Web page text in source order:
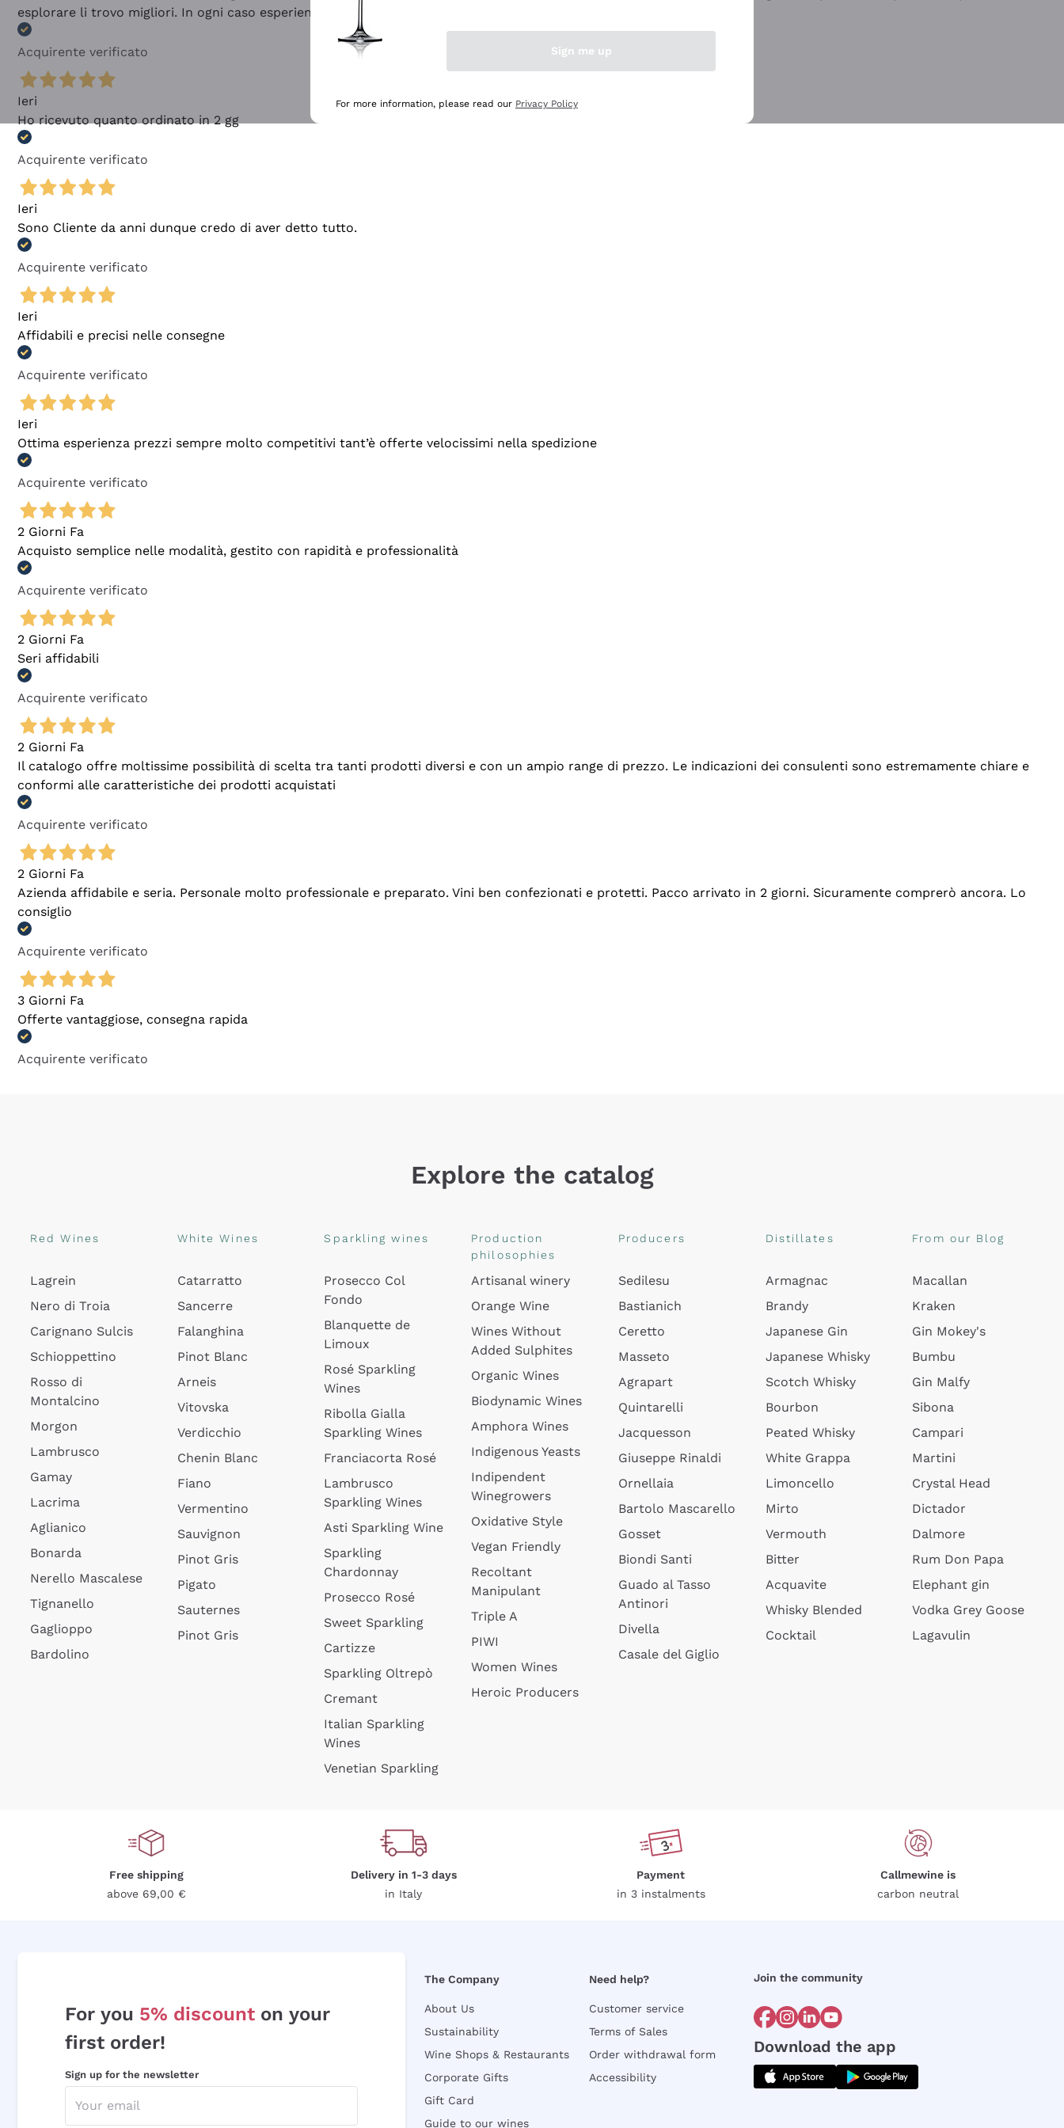
esplorare li trovo migliori. In ogni caso esperienza buona e lo consiglio! 👍
Acquirente verificato
Ieri
Ho ricevuto quanto ordinato in 2 gg
Acquirente verificato
Ieri
Sono Cliente da anni dunque credo di aver detto tutto.
Acquirente verificato
Ieri
Affidabili e precisi nelle consegne
Acquirente verificato
Ieri
Ottima esperienza prezzi sempre molto competitivi tant’è offerte velocissimi nella spedizione
Acquirente verificato
2 Giorni Fa
Acquisto semplice nelle modalità, gestito con rapidità e professionalità
Acquirente verificato
2 Giorni Fa
Seri affidabili
Acquirente verificato
2 Giorni Fa
Il catalogo offre moltissime possibilità di scelta tra tanti prodotti diversi e con un ampio range di prezzo. Le indicazioni dei consulenti sono estremamente chiare e
conformi alle caratteristiche dei prodotti acquistati
Acquirente verificato
2 Giorni Fa
Azienda affidabile e seria. Personale molto professionale e preparato. Vini ben confezionati e protetti. Pacco arrivato in 2 giorni. Sicuramente comprerò ancora. Lo
consiglio
Acquirente verificato
3 Giorni Fa
Offerte vantaggiose, consegna rapida
Acquirente verificato
Explore the catalog
Red Wines
Lagrein
Nero di Troia
Carignano Sulcis
Schioppettino
Rosso di
Montalcino
Morgon
Lambrusco
Gamay
Lacrima
Aglianico
Bonarda
Nerello Mascalese
Tignanello
Gaglioppo
Bardolino
White Wines
Catarratto
Sancerre
Falanghina
Pinot Blanc
Arneis
Vitovska
Verdicchio
Chenin Blanc
Fiano
Vermentino
Sauvignon
Pinot Gris
Pigato
Sauternes
Pinot Gris
Sparkling wines
Prosecco Col
Fondo
Blanquette de
Limoux
Rosé Sparkling
Wines
Ribolla Gialla
Sparkling Wines
Franciacorta Rosé
Lambrusco
Sparkling Wines
Asti Sparkling Wine
Sparkling
Chardonnay
Prosecco Rosé
Sweet Sparkling
Cartizze
Sparkling Oltrepò
Cremant
Italian Sparkling
Wines
Venetian Sparkling
Production
philosophies
Artisanal winery
Orange Wine
Wines Without
Added Sulphites
Organic Wines
Biodynamic Wines
Amphora Wines
Indigenous Yeasts
Indipendent
Winegrowers
Oxidative Style
Vegan Friendly
Recoltant
Manipulant
Triple A
PIWI
Women Wines
Heroic Producers
Producers
Sedilesu
Bastianich
Ceretto
Masseto
Agrapart
Quintarelli
Jacquesson
Giuseppe Rinaldi
Ornellaia
Bartolo Mascarello
Gosset
Biondi Santi
Guado al Tasso
Antinori
Divella
Casale del Giglio
Distillates
Armagnac
Brandy
Japanese Gin
Japanese Whisky
Scotch Whisky
Bourbon
Peated Whisky
White Grappa
Limoncello
Mirto
Vermouth
Bitter
Acquavite
Whisky Blended
Cocktail
From our Blog
Macallan
Kraken
Gin Mokey's
Bumbu
Gin Malfy
Sibona
Campari
Martini
Crystal Head
Dictador
Dalmore
Rum Don Papa
Elephant gin
Vodka Grey Goose
Lagavulin
Free shipping
above 69,00 €
Delivery in 1-3 days
in Italy
Payment
in 3 instalments
Callmewine is
carbon neutral
For you 5% discount on your
first order!
Sign up for the newsletter
The Company
About Us
Sustainability
Wine Shops & Restaurants
Corporate Gifts
Gift Card
Guide to our wines
Need help?
Customer service
Terms of Sales
Order withdrawal form
Accessibility
Join the community
Download the app
Sign me up
For more information, please read our Privacy Policy